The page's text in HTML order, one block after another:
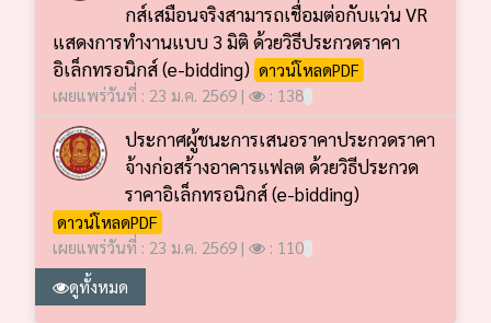
กส์เสมือนจริงสามารถเชื่อมต่อกับแว่น VR
แสดงการทำงานแบบ 3 มิติ ด้วยวิธีประกวดราคา
อิเล็กทรอนิกส์ (e-bidding) ดาวน์โหลดPDF
เผยแพร่วันที่ : 23 ม.ค. 2569 |
: 138
ประกาศผู้ชนะการเสนอราคาประกวดราคา
จ้างก่อสร้างอาคารแฟลต ด้วยวิธีประกวด
ราคาอิเล็กทรอนิกส์ (e-bidding)
ดาวน์โหลดPDF
เผยแพร่วันที่ : 23 ม.ค. 2569 |
: 110
ดูทั้งหมด